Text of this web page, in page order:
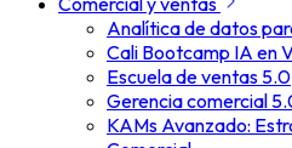
Analítica de datos
Cali Bootcamp IA en
Escuela de ventas 5.0
Gerencia comercial
KAMs Avanzado: